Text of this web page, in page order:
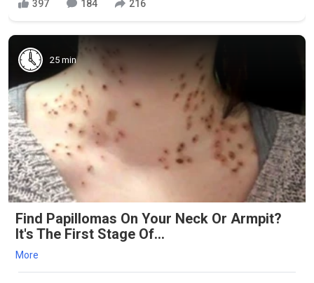
397 184 216
25 min
Find Papillomas On Your Neck Or Armpit?
It's The First Stage Of...
More